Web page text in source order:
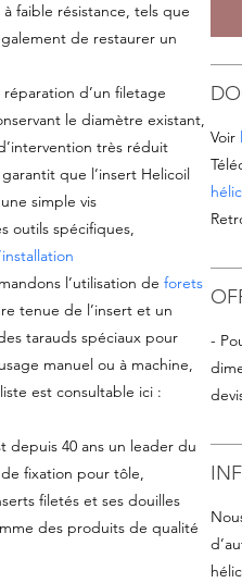
faible résistance, tels que
de restaurer un
d’un filetage
le diamètre existant,
très réduit
que l’insert Helicoil
simple vis
outils spécifiques,
l’utilisation de forets
tenue de l’insert et un
tarauds spéciaux pour
manuel ou à machine,
est consultable ici :
depuis 40 ans un leader du
fixation pour tôle,
filetés et ses douilles
des produits de qualité
Voir
-